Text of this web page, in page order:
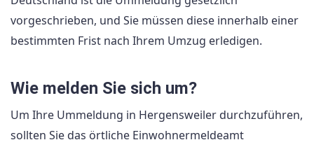
vorgeschrieben, und Sie müssen diese innerhalb einer
bestimmten Frist nach Ihrem Umzug erledigen.
Wie melden Sie sich um?
Um Ihre Ummeldung in Hergensweiler durchzuführen,
sollten Sie das örtliche Einwohnermeldeamt